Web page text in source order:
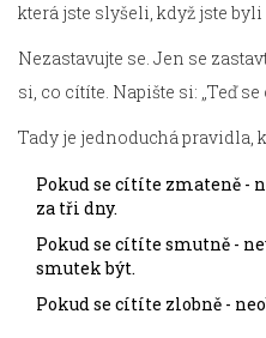
která jste slyšeli, když jste byli
Nezastavujte se. Jen se
si, co cítíte. Napište si: „Teď se
Tady je jednoduchá pravidla,
Pokud se cítíte zmateně -
za tři dny.
Pokud se cítíte smutně -
smutek být.
Pokud se cítíte zlobně -